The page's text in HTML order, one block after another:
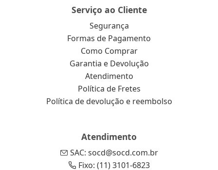
Serviço ao Cliente
Segurança
Formas de Pagamento
Como Comprar
Garantia e Devolução
Atendimento
Política de Fretes
Política de devolução e reembolso
Atendimento
SAC: socd@socd.com.br
Fixo: (11) 3101-6823